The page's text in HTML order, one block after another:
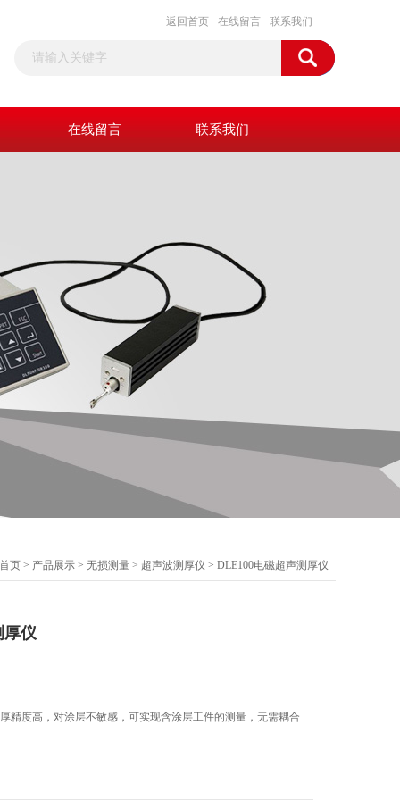
返回首页 在线留言 联系我们
在线留言 联系我们
首页 > 产品展示 > 无损测量 > 超声波测厚仪 > DLE100电磁超声测厚仪
厚仪
精度高，对涂层不敏感，可实现含涂层工件的测量，无需耦合